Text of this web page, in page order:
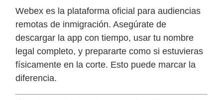
Webex es la plataforma oficial para audiencias
remotas de inmigración. Asegúrate de
descargar la app con tiempo, usar tu nombre
legal completo, y prepararte como si estuvieras
físicamente en la corte. Esto puede marcar la
diferencia.